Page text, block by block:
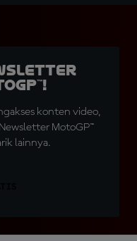
konten video,
MotoGP™
lainnya.